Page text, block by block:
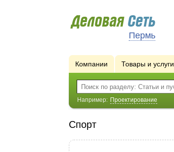
Пермь
Компании Товары и услуги
Например: Проектирование
Спорт